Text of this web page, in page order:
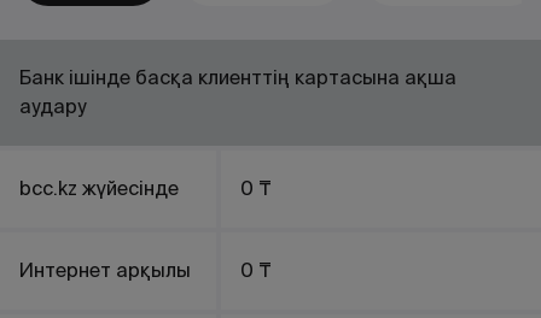
Банк ішінде басқа клиенттің картасына ақша
аудару
bcc.kz жүйесінде 0 ₸
Интернет арқылы 0 ₸